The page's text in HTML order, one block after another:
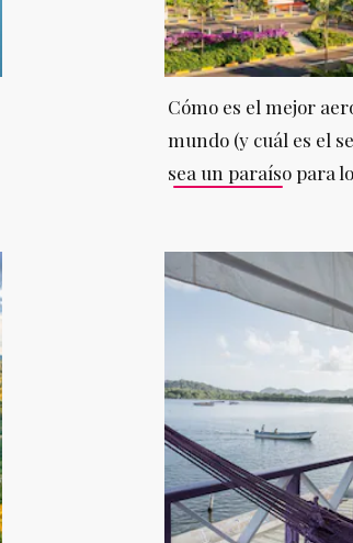
Cómo es el mejor
mundo (y cuál es el
sea un paraíso para